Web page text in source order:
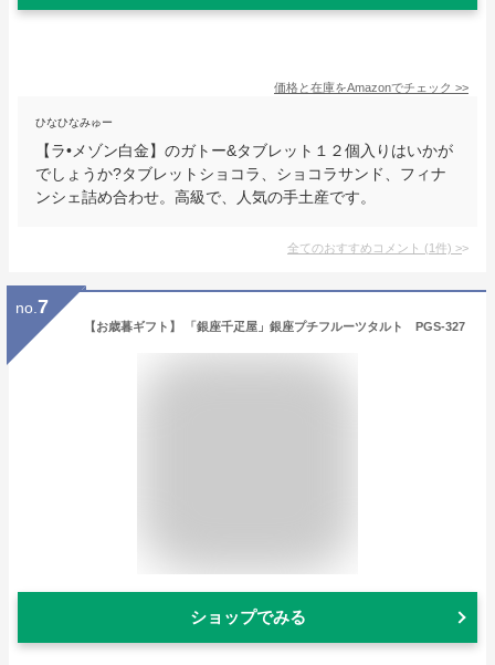
価格と在庫をAmazonでチェック >>
ひなひなみゅー
【ラ•メゾン白金】のガトー&タブレット１２個入りはいかが
でしょうか?タブレットショコラ、ショコラサンド、フィナ
ンシェ詰め合わせ。高級で、人気の手土産です。
全てのおすすめコメント (1件) >
no. 7
【お歳暮ギフト】 「銀座千疋屋」銀座プチフルーツタルト PGS-327
ショップでみる